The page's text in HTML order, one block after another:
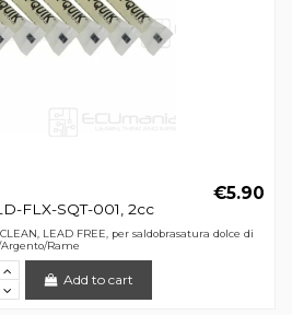
FLX-SQT-001, 2cc
€5.90
LEAD FREE, per saldobrasatura dolce di
Argento/Rame
Add to cart